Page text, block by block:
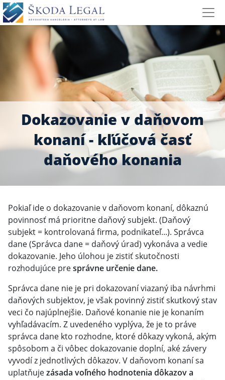
Dokazovanie v daňovom
konaní - kľúčová časť
daňového konania
Pokiaľ ide o dokazovanie v daňovom konaní, dôkaznú
povinnosť má prioritne daňový subjekt. (Daňový
subjekt = kontrolovaná firma, podnikateľ...). Správca
dane (Správca dane = daňový úrad) vykonáva a vedie
dokazovanie. Jeho úlohou je zistiť skutočnosti
rozhodujúce presprávne určenie dane.
Správca dane nie je pri dokazovaní viazaný iba návrhmi
daňových subjektov, je však povinný zistiť skutkový stav
veci čo najúplnejšie. Daňové konanie nie je konaním
vyhľadávacím. Z uvedeného vyplýva, že je to práve
správca dane kto rozhodne, ktoré dôkazy vykoná, akým
spôsobom a či vôbec dokazovanie doplní, aké závery
vyvodí z jednotlivých dôkazov. V daňovom konaní sa
uplatňujezásada voľného hodnotenia dôkazov a